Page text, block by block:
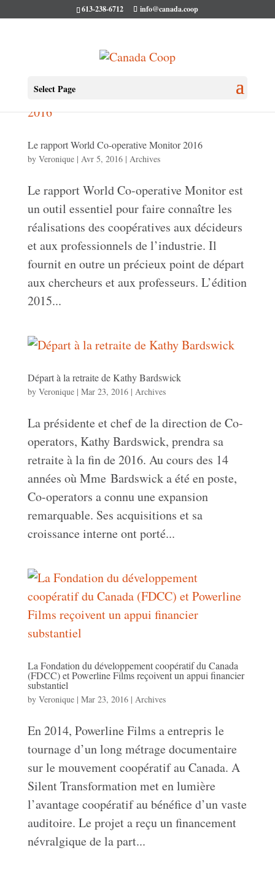
613-238-6712 info@canada.coop
Select Page
Le rapport World Co-operative Monitor 2016
by Veronique| Avr 5, 2016| Archives
Le rapport World Co-operative Monitor est
un outil essentiel pour faire connaître les
réalisations des coopératives aux décideurs
et aux professionnels de l’industrie. Il
fournit en outre un précieux point de départ
aux chercheurs et aux professeurs. L’édition
2015...
Départ à la retraite de Kathy Bardswick
by Veronique| Mar 23, 2016| Archives
La présidente et chef de la direction de Co-
operators, Kathy Bardswick, prendra sa
retraite à la fin de 2016. Au cours des 14
années où Mme Bardswick a été en poste,
Co-operators a connu une expansion
remarquable. Ses acquisitions et sa
croissance interne ont porté...
La Fondation du développement coopératif du Canada
(FDCC) et Powerline Films reçoivent un appui financier
substantiel
by Veronique| Mar 23, 2016| Archives
En 2014, Powerline Films a entrepris le
tournage d’un long métrage documentaire
sur le mouvement coopératif au Canada. A
Silent Transformation met en lumière
l’avantage coopératif au bénéfice d’un vaste
auditoire. Le projet a reçu un financement
névralgique de la part...